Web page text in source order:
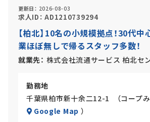
更新日 2026-08-03
求人ID AD1210739294
【柏北】10名の小規模拠点！30代中
業ほぼ無しで帰るスタッフ多数！
就業先 株式会社流通サービス 柏北セ
勤務地
千葉県柏市新十余二12-1 （コープみ
Google Map ）